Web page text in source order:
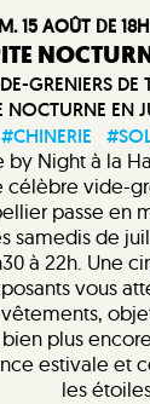
15 AOÛT DE
GRENIERS DE
NOCTURNE EN
#CHINERIE
by Night à la
célèbre vide-
passe en
samedis de
à 22h. Une
vous
plus
estivale et
les